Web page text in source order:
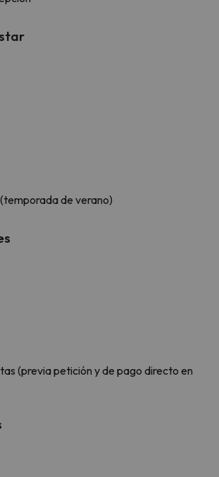
de verano)
(previa petición y de pago directo en